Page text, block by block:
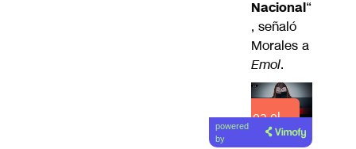
Nacional“
, señaló
Morales a
Emol.
Lea el
artículo
powered
by